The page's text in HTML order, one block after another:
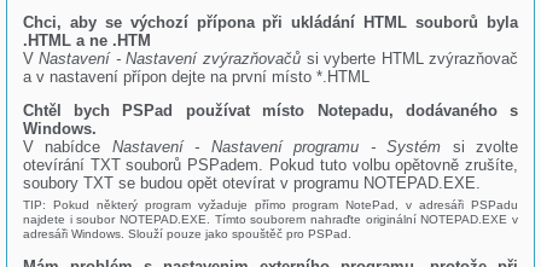
Chci, aby se výchozí přípona při ukládání HTML souborů byla
.HTML a ne .HTM
VNastavení - Nastavení zvýrazňovačů si vyberte HTML zvýrazňovač
a v nastavení přípon dejte na první místo *.HTML
Chtěl bych PSPad používat místo Notepadu, dodávaného s
Windows.
V nabídce Nastavení - Nastavení programu - Systém si zvolte
otevírání TXT souborů PSPadem. Pokud tuto volbu opětovně zrušíte,
soubory TXT se budou opět otevírat v programu NOTEPAD.EXE.
TIP: Pokud některý program vyžaduje přímo program NotePad, v adresáři PSPadu
najdete i soubor NOTEPAD.EXE. Tímto souborem nahraďte originální NOTEPAD.EXE v
adresáři Windows. Slouží pouze jako spouštěč pro PSPad.